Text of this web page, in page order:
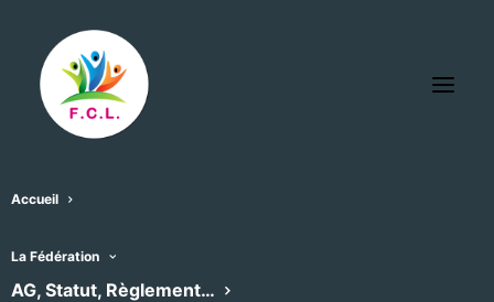
Accueil
La Fédération
AG, Statut, Règlement…